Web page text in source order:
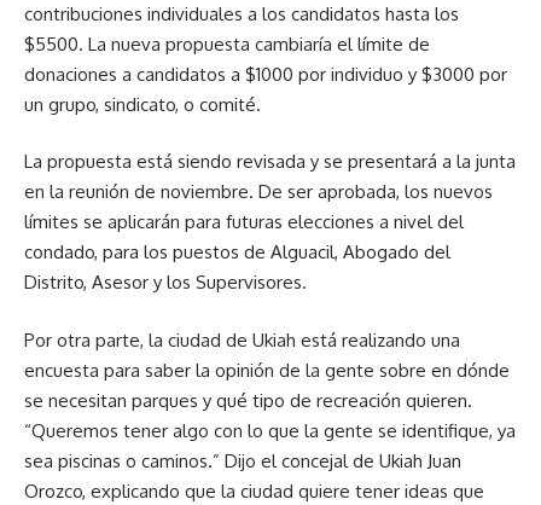
contribuciones individuales a los candidatos hasta los
$5500. La nueva propuesta cambiaría el límite de
donaciones a candidatos a $1000 por individuo y $3000 por
un grupo, sindicato, o comité.
La propuesta está siendo revisada y se presentará a la junta
en la reunión de noviembre. De ser aprobada, los nuevos
límites se aplicarán para futuras elecciones a nivel del
condado, para los puestos de Alguacil, Abogado del
Distrito, Asesor y los Supervisores.
Por otra parte, la ciudad de Ukiah está realizando una
encuesta para saber la opinión de la gente sobre en dónde
se necesitan parques y qué tipo de recreación quieren.
“Queremos tener algo con lo que la gente se identifique, ya
sea piscinas o caminos.” Dijo el concejal de Ukiah Juan
Orozco, explicando que la ciudad quiere tener ideas que